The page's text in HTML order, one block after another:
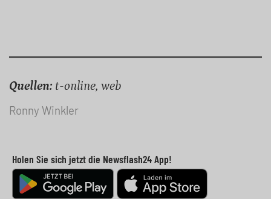
Quellen: t-online, web
Ronny Winkler
Holen Sie sich jetzt die Newsflash24 App!